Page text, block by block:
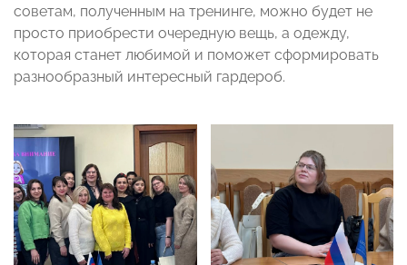
советам, полученным на тренинге, можно будет не
просто приобрести очередную вещь, а одежду,
которая станет любимой и поможет сформировать
разнообразный интересный гардероб.